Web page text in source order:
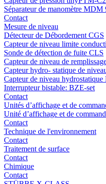
Séparateur de manomètre MDM
Contact
Mesure de niveau
Détecteur de Débordement CGS
Capteur de niveau limite
Sonde de détection de fuite CLS
Capteur de niveau de
Capteur hydro- statique de
Capteur de niveau hydrostatique
Interrupteur bistable: BZE-set
Contact
Unités d’affichage et de
Unité d’affichage et de
Contact
Technique de l'environnement
Contact
Traitement de surface
Contact
Chimique
Contact